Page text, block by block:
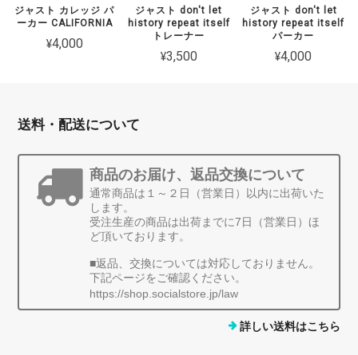
ジャスト カレッジ パ
ーカー CALIFORNIA
¥4,000
ジャスト don't let
history repeat itself
トレーナー
¥3,500
ジャスト don't let
history repeat itself
パーカー
¥4,000
送料・配送について
商品のお届け、返品交換について
通常商品は１～２日（営業日）以内に出荷いた
します。
受注生産の商品は出荷までに7日（営業日）ほ
ど頂いております。
■返品、交換については対応しておりません。
下記ページをご確認ください。
https://shop.socialstore.jp/law
詳しい送料はこちら